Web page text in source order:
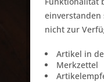
einverstanden
nicht zur
Artikel in
Merkzettel